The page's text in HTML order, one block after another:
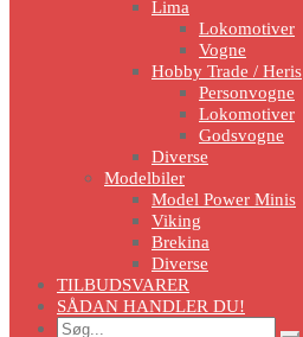
Lima
Lokomotiver
Vogne
Hobby Trade / Heris
Personvogne
Lokomotiver
Godsvogne
Diverse
Modelbiler
Model Power Minis
Viking
Brekina
Diverse
TILBUDSVARER
SÅDAN HANDLER DU!
Search